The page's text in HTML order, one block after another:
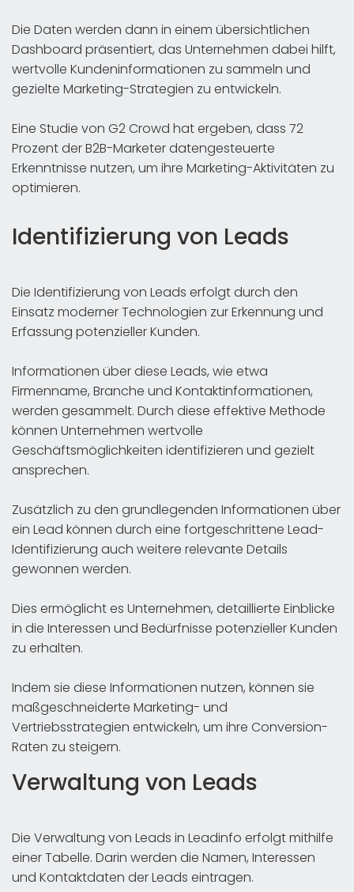
Die Daten werden dann in einem übersichtlichen
Dashboard präsentiert, das Unternehmen dabei hilft,
wertvolle Kundeninformationen zu sammeln und
gezielte Marketing-Strategien zu entwickeln.
Eine Studie von G2 Crowd hat ergeben, dass 72
Prozent der B2B-Marketer datengesteuerte
Erkenntnisse nutzen, um ihre Marketing-Aktivitäten zu
optimieren.
Identifizierung von Leads
Die Identifizierung von Leads erfolgt durch den
Einsatz moderner Technologien zur Erkennung und
Erfassung potenzieller Kunden.
Informationen über diese Leads, wie etwa
Firmenname, Branche und Kontaktinformationen,
werden gesammelt. Durch diese effektive Methode
können Unternehmen wertvolle
Geschäftsmöglichkeiten identifizieren und gezielt
ansprechen.
Zusätzlich zu den grundlegenden Informationen über
ein Lead können durch eine fortgeschrittene Lead-
Identifizierung auch weitere relevante Details
gewonnen werden.
Dies ermöglicht es Unternehmen, detaillierte Einblicke
in die Interessen und Bedürfnisse potenzieller Kunden
zu erhalten.
Indem sie diese Informationen nutzen, können sie
maßgeschneiderte Marketing- und
Vertriebsstrategien entwickeln, um ihre Conversion-
Raten zu steigern.
Verwaltung von Leads
Die Verwaltung von Leads in Leadinfo erfolgt mithilfe
einer Tabelle. Darin werden die Namen, Interessen
und Kontaktdaten der Leads eintragen.